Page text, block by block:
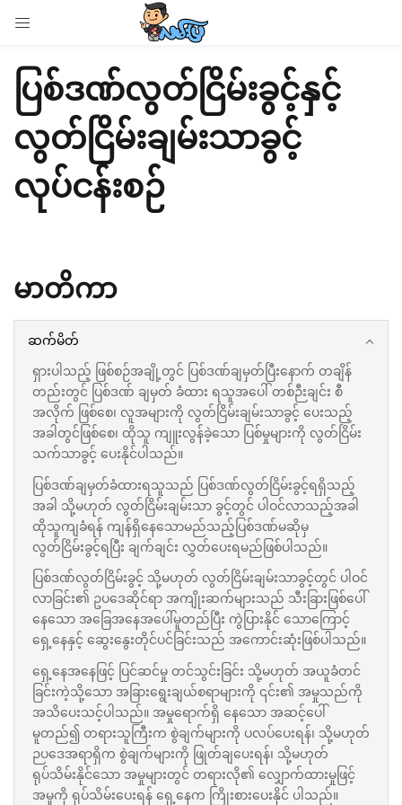
ပြစ်ဒဏ်လွတ်ငြိမ်းခွင့်နှင့်
လွတ်ငြိမ်းချမ်းသာခွင့်
လုပ်ငန်းစဉ်
မာတိကာ
ဆက်မိတ်
ရှားပါသည့် ဖြစ်စဉ်အချို့တွင် ပြစ်ဒဏ်ချမှတ်ပြီးနောက် တချိန်
တည်းတွင် ပြစ်ဒဏ် ချမှတ် ခံထား ရသူအပေါ် တစ်ဉီးချင်း စီ
အလိုက် ဖြစ်စေ၊ လူအများကို လွတ်ငြိမ်းချမ်းသာခွင့် ပေးသည့်
အခါတွင်ဖြစ်စေ၊ ထိုသူ ကျူးလွန်ခဲ့သော ပြစ်မှုများကို လွတ်ငြိမ်း
သက်သာခွင့် ပေးနိုင်ပါသည်။
ပြစ်ဒဏ်ချမှတ်ခံထားရသူသည် ပြစ်ဒဏ်လွတ်ငြိမ်းခွင့်ရရှိသည့်
အခါ သို့မဟုတ် လွတ်ငြိမ်းချမ်းသာ ခွင့်တွင် ပါဝင်လာသည့်အခါ
ထိုသူကျခံရန် ကျန်ရှိနေသောမည်သည့်ပြစ်ဒဏ်မဆိုမှ
လွတ်ငြိမ်းခွင့်ရပြီး ချက်ချင်း လွှတ်ပေးရမည်ဖြစ်ပါသည်။
ပြစ်ဒဏ်လွတ်ငြိမ်းခွင့် သို့မဟုတ် လွတ်ငြိမ်းချမ်းသာခွင့်တွင် ပါဝင်
လာခြင်း၏ ဥပဒေဆိုင်ရာ အကျိုးဆက်များသည် သီးခြားဖြစ်ပေါ်
နေသော အခြေအနေအပေါ်မူတည်ပြီး ကွဲပြားနိုင် သောကြောင့်
ရှေ့နေနှင့် ဆွေးနွေးတိုင်ပင်ခြင်းသည် အကောင်းဆုံးဖြစ်ပါသည်။
ရှေ့နေအနေဖြင့် ပြင်ဆင်မှု တင်သွင်းခြင်း သို့မဟုတ် အယူခံတင်
ခြင်းကဲ့သို့သော အခြားရွေးချယ်စရာများကို ၎င်း၏ အမှုသည်ကို
အသိပေးသင့်ပါသည်။ အမှုရောက်ရှိ နေသော အဆင့်ပေါ်
မူတည်၍ တရားသူကြီးက စွဲချက်များကို ပလပ်ပေးရန်၊ သို့မဟုတ်
ဉပဒေအရာရှိက စွဲချက်များကို ဖြုတ်ချပေးရန်၊ သို့မဟုတ်
ရုပ်သိမ်းနိုင်သော အမှုများတွင် တရားလို၏ လျှောက်ထားမှုဖြင့်
အမှုကို ရုပ်သိမ်းပေးရန် ရှေ့နေက ကြိုးစားပေးနိုင် ပါသည်။
Enter your username and password to login.
Remember me
Lost password?